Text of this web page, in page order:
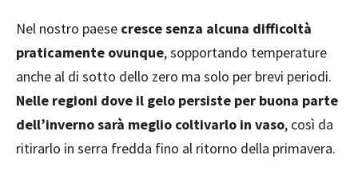
Nel nostro paese cresce senza alcuna difficoltà
praticamente ovunque, sopportando temperature
anche al di sotto dello zero ma solo per brevi periodi.
Nelle regioni dove il gelo persiste per buona parte
dell’inverno sarà meglio coltivarlo in vaso, così da
ritirarlo in serra fredda fino al ritorno della primavera.